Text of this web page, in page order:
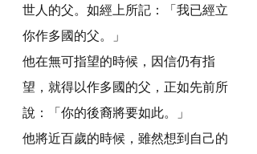
世人的父。如經上所記：「我已經立
你作多國的父。」
他在無可指望的時候，因信仍有指
望，就得以作多國的父，正如先前所
說：「你的後裔將要如此。」
他將近百歲的時候，雖然想到自己的